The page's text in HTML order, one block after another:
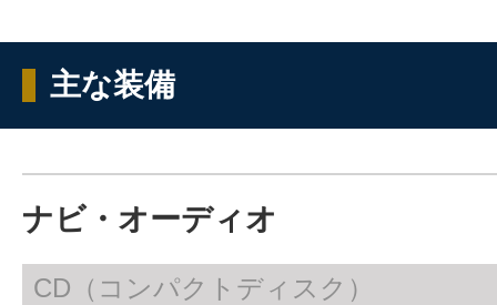
主な装備
ナビ・オーディオ
CD（コンパクトディスク）